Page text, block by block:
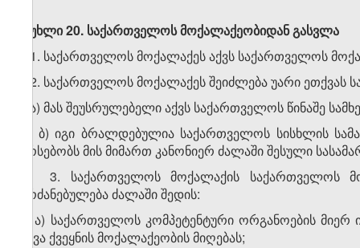
მუხლი 20. საქართველოს მოქალაქეობიდან გასვლა
1. საქართველოს მოქალაქეს აქვს საქართველოს
2. საქართველოს მოქალაქეს შეიძლება უარი
ა) მას შეუსრულებელი აქვს საქართველოს წინაშე
ბ) იგი ბრალდებულია საქართველოს სისხლის
არსებობს მის მიმართ კანონიერ ძალაში შესული
3. საქართველოს მოქალაქის საქართველოს
ბრძანებულება ძალაში შედის:
ა) საქართველოს კომპეტენტური ორგანოების მიერ
სხვა ქვეყნის მოქალაქეობის მიღებას;